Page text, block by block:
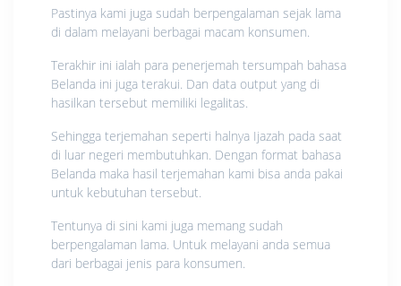
Pastinya kami juga sudah berpengalaman sejak lama
di dalam melayani berbagai macam konsumen.
Terakhir ini ialah para penerjemah tersumpah bahasa
Belanda ini juga terakui. Dan data output yang di
hasilkan tersebut memiliki legalitas.
Sehingga terjemahan seperti halnya Ijazah pada saat
di luar negeri membutuhkan. Dengan format bahasa
Belanda maka hasil terjemahan kami bisa anda pakai
untuk kebutuhan tersebut.
Tentunya di sini kami juga memang sudah
berpengalaman lama. Untuk melayani anda semua
dari berbagai jenis para konsumen.